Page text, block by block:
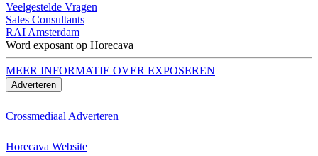
Veelgestelde Vragen
Sales Consultants
RAI Amsterdam
Word exposant op Horecava
MEER INFORMATIE OVER EXPOSEREN
Adverteren
Crossmediaal Adverteren
Horecava Website